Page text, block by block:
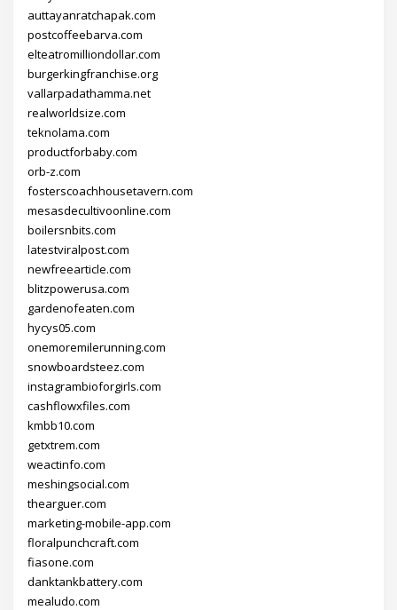
auttayanratchapak.com
postcoffeebarva.com
elteatromilliondollar.com
burgerkingfranchise.org
vallarpadathamma.net
realworldsize.com
teknolama.com
productforbaby.com
orb-z.com
fosterscoachhousetavern.com
mesasdecultivoonline.com
boilersnbits.com
latestviralpost.com
newfreearticle.com
blitzpowerusa.com
gardenofeaten.com
hycys05.com
onemoremilerunning.com
snowboardsteez.com
instagrambioforgirls.com
cashflowxfiles.com
kmbb10.com
getxtrem.com
weactinfo.com
meshingsocial.com
thearguer.com
marketing-mobile-app.com
floralpunchcraft.com
fiasone.com
danktankbattery.com
mealudo.com